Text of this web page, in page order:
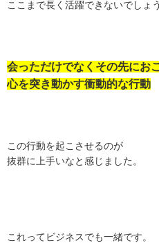
ここまで長く活躍できないでしょう
会っただけでなくその先にお
心を突き動かす衝動的な行動
この行動を起こさせるのが
抜群に上手いなと感じました。
これってビジネスでも一緒です。